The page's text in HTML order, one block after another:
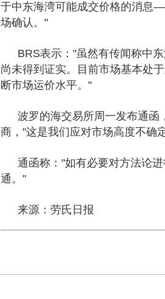
于中东海湾可能成交价格的消息
场确认。"
BRS表示："虽然有传闻称中
尚未得到证实。目前市场基本处
断市场运价水平。"
波罗的海交易所周一发布通函
商，"这是我们应对市场高度不确
通函称："如有必要对方法论
通。"
来源：劳氏日报